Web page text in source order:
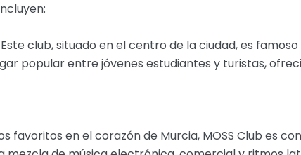
club, situado en el centro de la ciudad, es
popular entre jóvenes estudiantes y turistas,
favoritos en el corazón de Murcia, MOSS Club es